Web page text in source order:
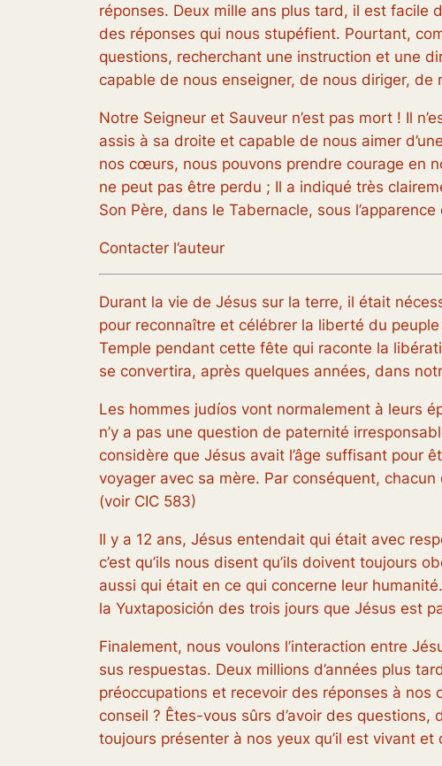
réponses. Deux mille ans plus tard, il est facile
des réponses qui nous stupéfient. Pourtant,
questions, recherchant une instruction et une
capable de nous enseigner, de nous diriger, de
Notre Seigneur et Sauveur n’est pas mort ! Il
assis à sa droite et capable de nous aimer
nos cœurs, nous pouvons prendre courage en
ne peut pas être perdu ; Il a indiqué très
Son Père, dans le Tabernacle, sous
Contacter l’auteur
Durant la vie de Jésus sur la terre, il était
pour reconnaître et célébrer la liberté du
Temple pendant cette fête qui raconte la
se convertira, après quelques années, dans
Les hommes judíos vont normalement à leurs
n’y a pas une question de paternité
considère que Jésus avait l’âge suffisant pour
voyager avec sa mère. Par conséquent, chacun
(voir CIC 583)
Il y a 12 ans, Jésus entendait qui était avec
c’est qu’ils nous disent qu’ils doivent toujours
aussi qui était en ce qui concerne leur
la Yuxtaposición des trois jours que Jésus est
Finalement, nous voulons l’interaction entre
sus respuestas. Deux millions d’années plus
préoccupations et recevoir des réponses à
conseil ? Êtes-vous sûrs d’avoir des
toujours présenter à nos yeux qu’il est vivant et